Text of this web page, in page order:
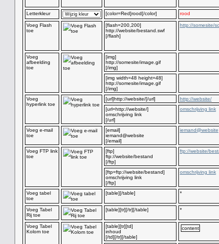
Letterkleur [color=Red]rood[/color] rood
Voeg Flash
toe
[flash=200,200]
http://website/bestand.swf
[/flash]
http://somesite/
Voeg
afbeelding
toe
[img]
http://somesite/image.gif
[/img]
[img width=48 height=48]
http://somesite/image.gif
[/img]
Voeg
hyperlink toe
[url]http://website/[/url]
http://website/
[url=http://website/]
omschrijving link
[/url]
omschrijving link
Voeg e-mail
toe
[email]
iemand@website
[/email]
iemand@website
Voeg FTP link
toe
[ftp]
ftp://website/bestand
[/ftp]
ftp://website/
[ftp=ftp://website/bestand]
omschrijving link
[/ftp]
omschrijving link
Voeg tabel
toe
[table][/table] *
Voeg Tabel
Rij toe
[table][tr][/tr][/table] *
Voeg Tabel
Kolom toe
[table][tr][td]
inhoud
[/td][/tr][/table]
content